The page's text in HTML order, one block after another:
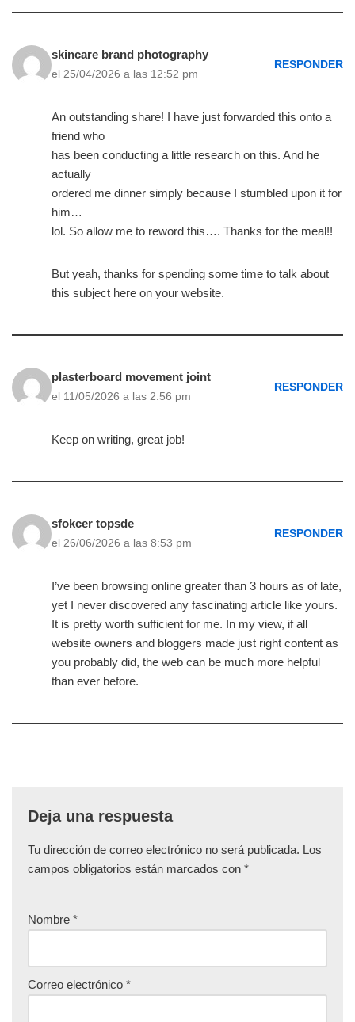
skincare brand photography
el 25/04/2026 a las 12:52 pm
RESPONDER
An outstanding share! I have just forwarded this onto a
friend who
has been conducting a little research on this. And he
actually
ordered me dinner simply because I stumbled upon it for
him…
lol. So allow me to reword this…. Thanks for the meal!!
But yeah, thanks for spending some time to talk about
this subject here on your website.
plasterboard movement joint
el 11/05/2026 a las 2:56 pm
RESPONDER
Keep on writing, great job!
sfokcer topsde
el 26/06/2026 a las 8:53 pm
RESPONDER
I’ve been browsing online greater than 3 hours as of late,
yet I never discovered any fascinating article like yours.
It is pretty worth sufficient for me. In my view, if all
website owners and bloggers made just right content as
you probably did, the web can be much more helpful
than ever before.
Deja una respuesta
Tu dirección de correo electrónico no será publicada. Los
campos obligatorios están marcados con *
Nombre *
Correo electrónico *